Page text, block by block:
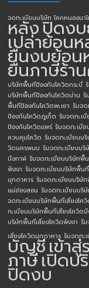
จดทะเบียนบริษัท โคกหนองนา
หลังปิดง
เปล่าย้อน
ยื่นงบย้อน
ยื่นภาษีร้า
บริษัทพื้นทีป้องกันโควิดกระบี่
บริษัทพื้นทีป้องกันโควิดน่าน รั
พื้นทีป้องกันโควิดพะเยา รับจ
ป้องกันโควิดภูเก็ต รับจดทะเ
ป้องกันโควิดแพร่ รับจดทะเบี
ควบคุมโควิด รับจดทะเบียนบ
วิดนครพนม รับจดทะเบียนบ
บึงกาฬ รับจดทะเบียนบริษัทพื้
พังงา รับจดทะเบียนบริษัทพื้น
มุกดาหาร รับจดทะเบียนบริษั
แม่ฮ่องสอน รับจดทะเบียนบริ
จดทะเบียนบริษัทพื้นที่เสี่ยงโค
ทะเบียนบริษัทพื้นที่เสี่ยงโควิด
บริษัทพื้นที่เสี่ยงโควิดพังงา รั
เสี่ยงโควิดมุกดาหาร รับจดทะ
บัญชีเข้า
ภาษีเปิดบ
ปิดงบ